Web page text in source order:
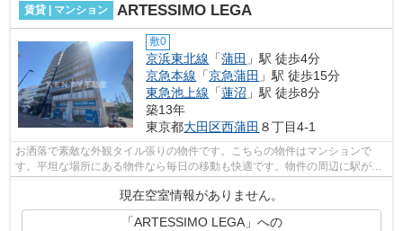
賃貸 | マンション ARTESSIMO LEGA
敷0
京浜東北線 「蒲田 」駅 徒歩4分
京急本線 「京急蒲田 」駅 徒歩15分
東急池上線 「蓮沼 」駅 徒歩8分
築13年
東京都大田区西蒲田 ８丁目4-1
お洒落で素敵な外観タイル張りの物件です。こちらの物件はマンションで
す。平坦な場所にある物件なら毎日の移動も快適です。物件の周辺に駅が2
つあり、よく電車を利用する方にピッタリ...
現在空室情報がありません。
「ARTESSIMO LEGA」への